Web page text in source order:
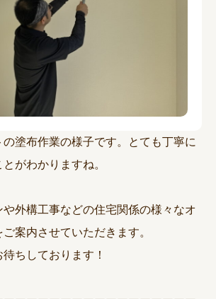
塗布作業の様子です。とても丁寧に
がわかりますね。
外構工事などの住宅関係の様々なオ
案内させていただきます。
ちしております！